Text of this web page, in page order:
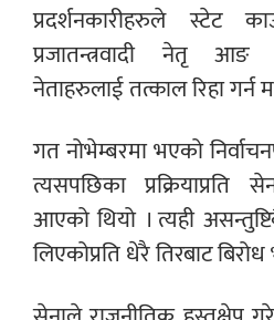
प्रदर्शनकारीहरुले स्टेट
प्रजातन्त्रवादी नेतृ
नेताहरुलाई तत्काल रिहा गर्न
गत नोभेम्बरमा भएको
त्यसपछिका प्रक्रियाप्रति
आएको थियो । त्यही
लिएकोप्रति धेरै तिरबाट